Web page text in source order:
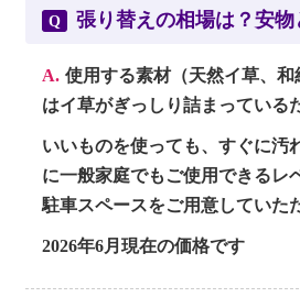
Q 張り替えの相場は？安
A. 使用する素材（天然イ草、
はイ草がぎっしり詰まっている
いいものを使っても、すぐに汚
に一般家庭でもご使用できるレ
駐車スペースをご用意していた
2026年6月現在の価格です